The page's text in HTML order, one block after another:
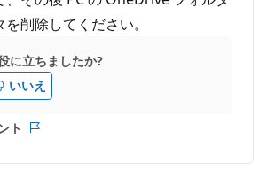
削除してください。
に立ちましたか?
いいえ
ト